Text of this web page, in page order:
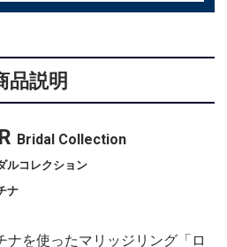
品説明
Bridal Collection
ルコレクション
ナ
ナを使ったマリッジリング「ロ